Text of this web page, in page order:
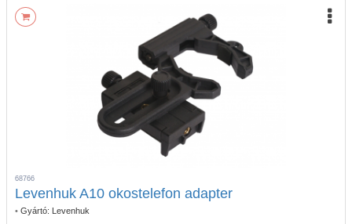
68766
Levenhuk A10 okostelefon adapter
• Gyártó: Levenhuk